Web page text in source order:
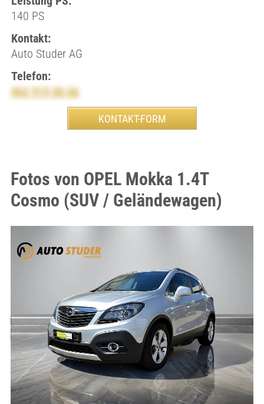
140 PS
Kontakt:
Auto Studer AG
Telefon:
062 919 00 66
Fotos von OPEL Mokka 1.4T
Cosmo (SUV / Geländewagen)